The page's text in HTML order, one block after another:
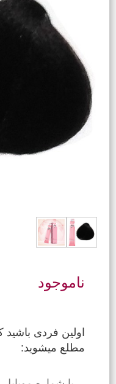
ناموجود
اولین فردی
مطلع میشوید: